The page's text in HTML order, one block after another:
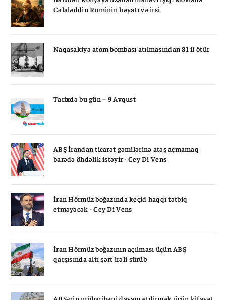
Cəlaləddin Ruminin həyatı və irsi
Naqasakiyə atom bombası atılmasından 81 il ötür
Tarixdə bu gün – 9 Avqust
ABŞ İrandan ticarət gəmilərinə atəş açmamaq
barədə öhdəlik istəyir - Cey Di Vens
İran Hörmüz boğazında keçid haqqı tətbiq
etməyəcək - Cey Di Vens
İran Hörmüz boğazının açılması üçün ABŞ
qarşısında altı şərt irəli sürüb